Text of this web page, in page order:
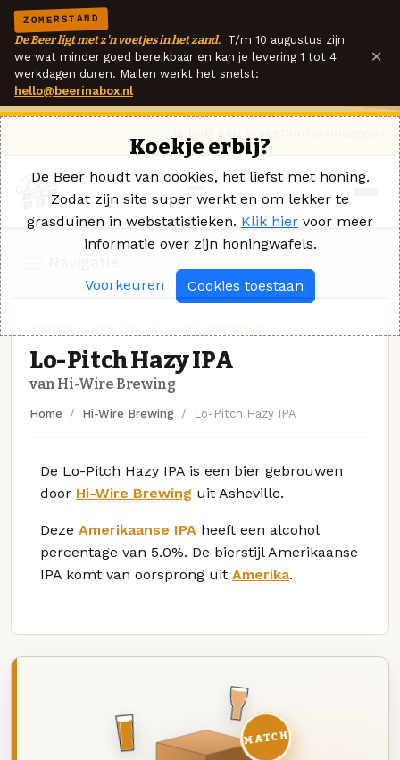
ZOMERSTAND
De Beer ligt met z'n voetjes in het zand. T/m 10 augustus zijn
we wat minder goed bereikbaar en kan je levering 1 tot 4
werkdagen duren. Mailen werkt het snelst:
hello@beerinabox.nl
×
Lo-Pitch Hazy IPA
van Hi-Wire Brewing
Home Hi-Wire Brewing Lo-Pitch Hazy IPA
De Lo-Pitch Hazy IPA is een bier gebrouwen
door Hi-Wire Brewing uit Asheville.
Deze Amerikaanse IPA heeft een alcohol
percentage van 5.0%. De bierstijl Amerikaanse
IPA komt van oorsprong uit Amerika.
MATCH
Koekje erbij?
De Beer houdt van cookies, het liefst met honing.
Zodat zijn site super werkt en om lekker te
grasduinen in webstatistieken. Klik hier voor meer
informatie over zijn honingwafels.
Voorkeuren Cookies toestaan